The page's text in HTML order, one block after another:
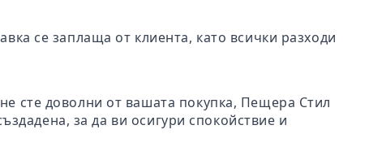
се заплаща от клиента, като всички разходи
сте доволни от вашата покупка, Пещера Стил
за да ви осигури спокойствие и